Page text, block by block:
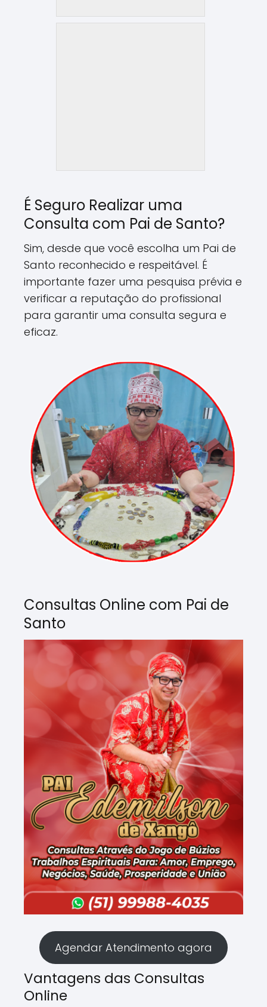
É Seguro Realizar uma
Consulta com Pai de Santo?
Sim, desde que você escolha um Pai de
Santo reconhecido e respeitável. É
importante fazer uma pesquisa prévia e
verificar a reputação do profissional
para garantir uma consulta segura e
eficaz.
Consultas Online com Pai de
Santo
Agendar Atendimento agora
Vantagens das Consultas
Online